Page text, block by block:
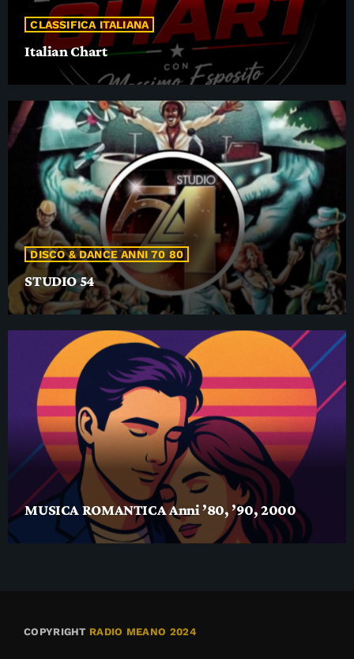
CLASSIFICA ITALIANA
Italian Chart
DISCO & DANCE ANNI 70 80
STUDIO 54
MUSICA ROMANTICA Anni ’80, ’90, 2000
COPYRIGHT RADIO MEANO 2024